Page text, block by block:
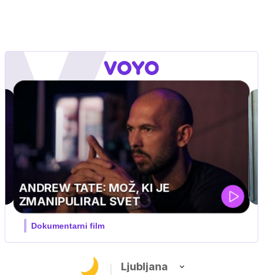
MOJ PRIJATELJ PINGVIN
Film meseca / družinski, pustolovski
Ljubljana